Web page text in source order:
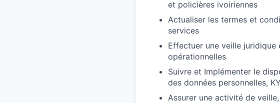
et policières ivoiriennes
Actualiser les termes et
services
Effectuer une veille
opérationnelles
Suivre et Implémenter le
des données personnelles,
Assurer une activité de